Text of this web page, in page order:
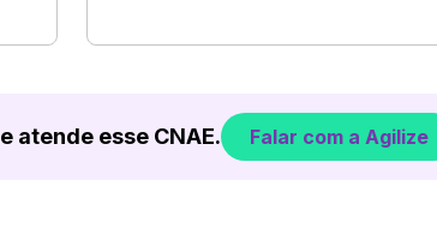
atende esse CNAE. Falar com a Agilize